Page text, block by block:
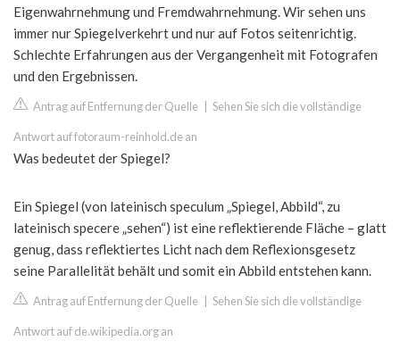
Eigenwahrnehmung und Fremdwahrnehmung. Wir sehen uns
immer nur Spiegelverkehrt und nur auf Fotos seitenrichtig.
Schlechte Erfahrungen aus der Vergangenheit mit Fotografen
und den Ergebnissen.
Antrag auf Entfernung der Quelle Sehen Sie sich die vollständige
Antwort auf fotoraum-reinhold.de an
Was bedeutet der Spiegel?
Ein Spiegel (von lateinisch speculum „Spiegel, Abbild“, zu
lateinisch specere „sehen“) ist eine reflektierende Fläche – glatt
genug, dass reflektiertes Licht nach dem Reflexionsgesetz
seine Parallelität behält und somit ein Abbild entstehen kann.
Antrag auf Entfernung der Quelle Sehen Sie sich die vollständige
Antwort auf de.wikipedia.org an